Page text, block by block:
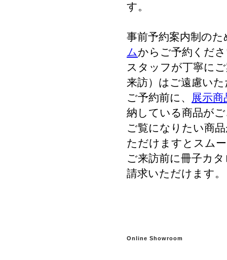
す。
事前予約案内制の
ムからご予約くだ
スタッフが丁寧に
来訪）はご遠慮い
ご予約前に、
展示商
納している商品が
ご覧になりたい商
ただけますとスム
ご来訪前に冊子カ
請求いただけます。
Online Showroom